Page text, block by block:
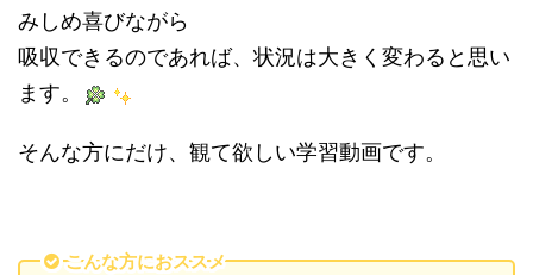
みしめ喜びながら
吸収できるのであれば、状況は大きく変わると思い
ます。
そんな方にだけ、観て欲しい学習動画です。
こんな方におススメ